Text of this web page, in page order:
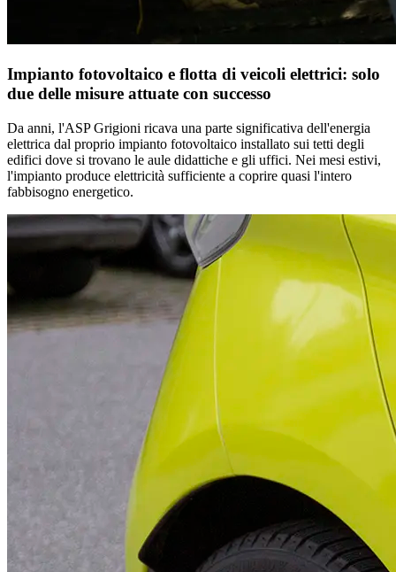
Impianto fotovoltaico e flotta di veicoli elettrici: solo
due delle misure attuate con successo
Da anni, l'ASP Grigioni ricava una parte significativa dell'energia
elettrica dal proprio impianto fotovoltaico installato sui tetti degli
edifici dove si trovano le aule didattiche e gli uffici. Nei mesi estivi,
l'impianto produce elettricità sufficiente a coprire quasi l'intero
fabbisogno energetico.